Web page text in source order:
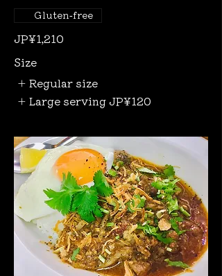
JP¥1,210
Gluten-free
Size
Regular size
Large serving JP¥120